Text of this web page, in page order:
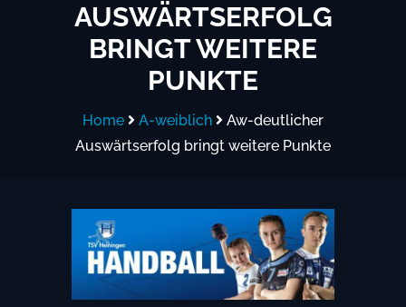
AUSWÄRTSERFOLG
BRINGT WEITERE
PUNKTE
Home A-weiblich
Aw-deutlicher
Auswärtserfolg bringt weitere Punkte